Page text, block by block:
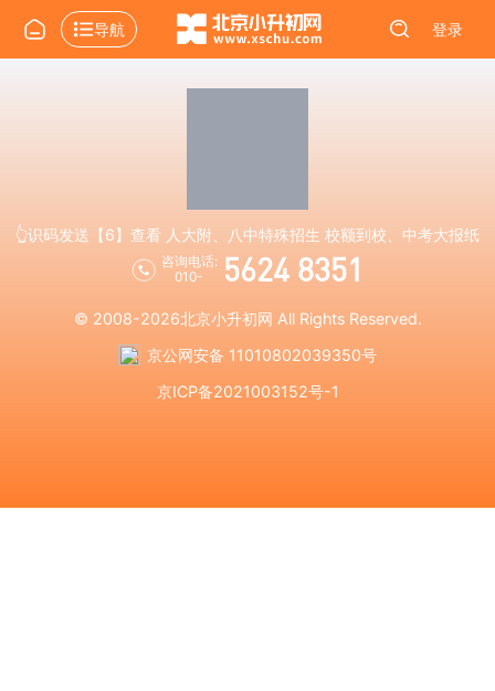
导航 登录
👆识码发送【6】查看 人大附、八中特殊招生 校额到校、中考大报纸
咨询电话:
010-
5624 8351
© 2008-2026北京小升初网 All Rights Reserved.
京公网安备 11010802039350号
京ICP备2021003152号-1